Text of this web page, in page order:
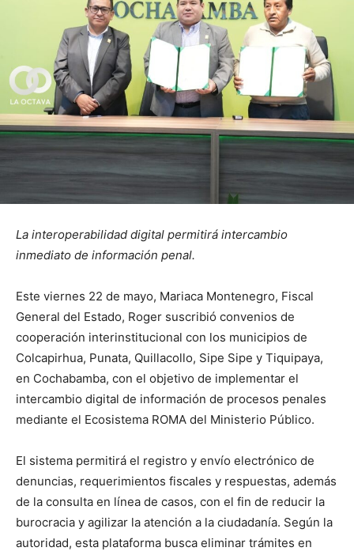
La interoperabilidad digital permitirá intercambio
inmediato de información penal.
Este viernes 22 de mayo, Mariaca Montenegro, Fiscal
General del Estado, Roger suscribió convenios de
cooperación interinstitucional con los municipios de
Colcapirhua, Punata, Quillacollo, Sipe Sipe y Tiquipaya,
en Cochabamba, con el objetivo de implementar el
intercambio digital de información de procesos penales
mediante el Ecosistema ROMA del Ministerio Público.
El sistema permitirá el registro y envío electrónico de
denuncias, requerimientos fiscales y respuestas, además
de la consulta en línea de casos, con el fin de reducir la
burocracia y agilizar la atención a la ciudadanía. Según la
autoridad, esta plataforma busca eliminar trámites en